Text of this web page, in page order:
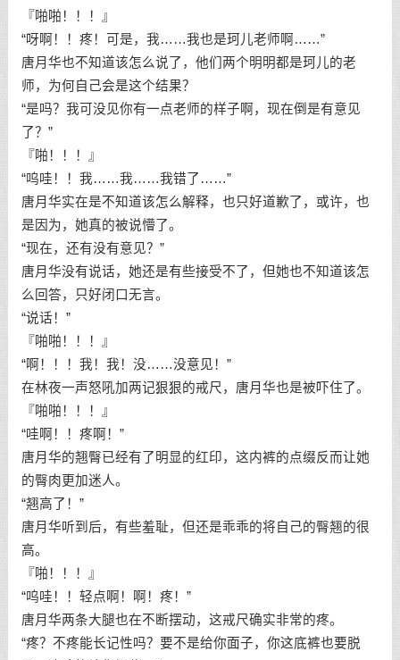
『啪啪！！！』
“呀啊！！疼！可是，我……我也是珂儿老师啊……”
唐月华也不知道该怎么说了，他们两个明明都是珂儿的老
师，为何自己会是这个结果？
“是吗？我可没见你有一点老师的样子啊，现在倒是有意见
了？”
『啪！！！』
“呜哇！！我……我……我错了……”
唐月华实在是不知道该怎么解释，也只好道歉了，或许，也
是因为，她真的被说懵了。
“现在，还有没有意见？”
唐月华没有说话，她还是有些接受不了，但她也不知道该怎
么回答，只好闭口无言。
“说话！”
『啪啪！！！』
“啊！！！我！我！没……没意见！”
在林夜一声怒吼加两记狠狠的戒尺，唐月华也是被吓住了。
『啪啪！！！』
“哇啊！！疼啊！”
唐月华的翘臀已经有了明显的红印，这内裤的点缀反而让她
的臀肉更加迷人。
“翘高了！”
唐月华听到后，有些羞耻，但还是乖乖的将自己的臀翘的很
高。
『啪！！！』
“呜哇！！轻点啊！啊！疼！”
唐月华两条大腿也在不断摆动，这戒尺确实非常的疼。
“疼？不疼能长记性吗？要不是给你面子，你这底裤也要脱